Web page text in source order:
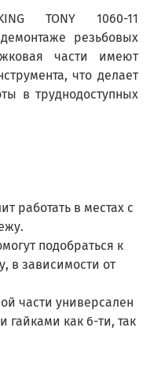
TONY 1060-11
резьбовых
части имеют
что делает
в труднодоступных
работать в местах с
подобраться к
в зависимости от
части универсален
гайками как 6-ти, так